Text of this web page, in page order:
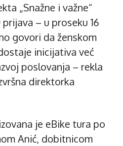
„Snažne i važne“
– u proseku 16
govori da ženskom
inicijativa već
poslovanja – rekla
direktorka
je eBike tura po
Anić, dobitnicom